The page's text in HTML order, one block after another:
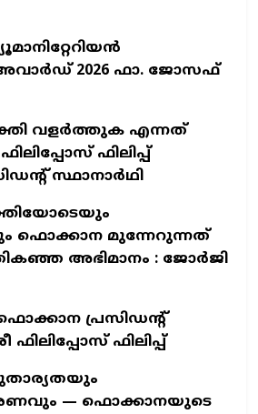
2026 ഫാ. ജോസഫ്
വളർത്തുക എന്നത്
ഫിലിപ്പ്
സ്ഥാനാർഥി
ഫൊക്കാന മുന്നേറുന്നത്
അഭിമാനം : ജോർജി
പ്രസിഡന്റ്
ഫിലിപ്പോസ് ഫിലിപ്പ്
— ഫൊക്കാനയുടെ